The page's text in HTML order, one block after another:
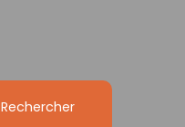
Rechercher